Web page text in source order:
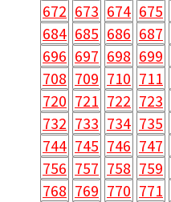
672 673 674 675
684 685 686 687
696 697 698 699
708 709 710 711
720 721 722 723
732 733 734 735
744 745 746 747
756 757 758 759
768 769 770 771